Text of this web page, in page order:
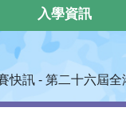
入學資訊
快訊 - 第二十六屆